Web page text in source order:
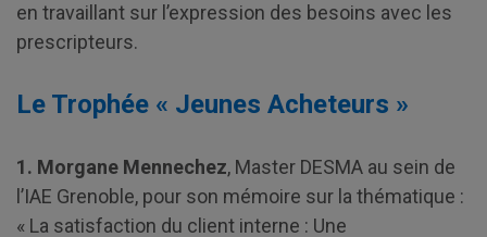
en travaillant sur l’expression des besoins avec les
prescripteurs.
Le Trophée « Jeunes Acheteurs »
1. Morgane Mennechez, Master DESMA au sein de
l’IAE Grenoble, pour son mémoire sur la thématique :
« La satisfaction du client interne : Une